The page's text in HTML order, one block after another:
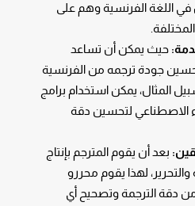
اللغة الفرنسية وهم على
حيث يمكن أن تساعد
جودة ترجمه من الفرنسية
المثال، يمكن استخدام برامج
الاصطناعي لتحسين دقة
بعد أن يقوم المترجم بإنتاج
والتحرير، لهذا يقوم محررو
من دقة الترجمة وتصحيح أي